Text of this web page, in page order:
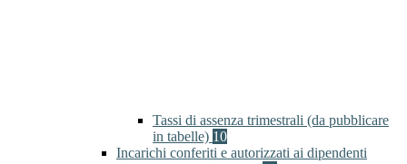
Tassi di assenza trimestrali (da pubblicare
in tabelle) 10
Incarichi conferiti e autorizzati ai dipendenti